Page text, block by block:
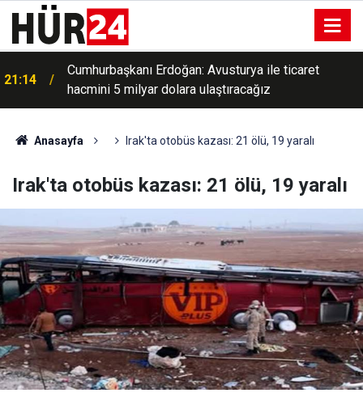
21:14
Cumhurbaşkanı Erdoğan: Avusturya ile ticaret
hacmini 5 milyar dolara ulaştıracağız
Anasayfa Irak'ta otobüs kazası: 21 ölü, 19 yaralı
Irak'ta otobüs kazası: 21 ölü, 19 yaralı